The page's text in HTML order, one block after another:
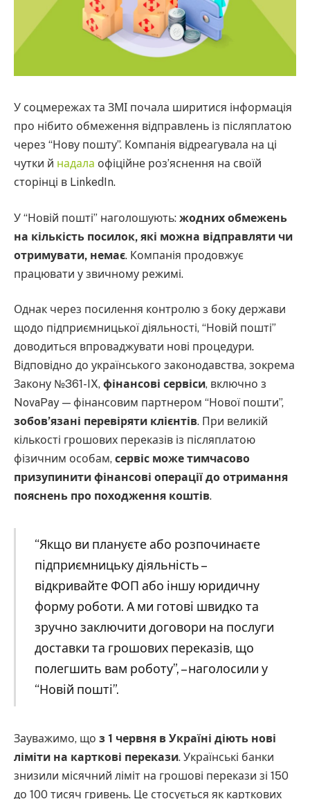
У соцмережах та ЗМІ почала ширитися інформація
про нібито обмеження відправлень із післяплатою
через “Нову пошту”. Компанія відреагувала на ці
чутки й надала офіційне роз’яснення на своїй
сторінці в LinkedIn.
У “Новій пошті” наголошують: жодних обмежень
на кількість посилок, які можна відправляти чи
отримувати, немає. Компанія продовжує
працювати у звичному режимі.
Однак через посилення контролю з боку держави
щодо підприємницької діяльності, “Новій пошті”
доводиться впроваджувати нові процедури.
Відповідно до українського законодавства, зокрема
Закону №361-IX, фінансові сервіси, включно з
NovaPay — фінансовим партнером “Нової пошти”,
зобов’язані перевіряти клієнтів. При великій
кількості грошових переказів із післяплатою
фізичним особам, сервіс може тимчасово
призупинити фінансові операції до отримання
пояснень про походження коштів.
“Якщо ви плануєте або розпочинаєте
підприємницьку діяльність –
відкривайте ФОП або іншу юридичну
форму роботи. А ми готові швидко та
зручно заключити договори на послуги
доставки та грошових переказів, що
полегшить вам роботу”, – наголосили у
“Новій пошті”.
Зауважимо, що з 1 червня в Україні діють нові
ліміти на карткові перекази. Українські банки
знизили місячний ліміт на грошові перекази зі 150
до 100 тисяч гривень. Це стосується як карткових